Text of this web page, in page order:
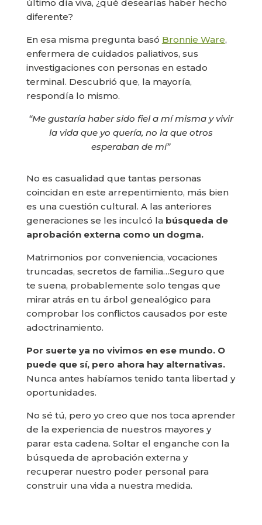
último día viva, ¿qué desearías haber hecho
diferente?
En esa misma pregunta basó Bronnie Ware,
enfermera de cuidados paliativos, sus
investigaciones con personas en estado
terminal. Descubrió que, la mayoría,
respondía lo mismo.
“Me gustaría haber sido fiel a mí misma y vivir
la vida que yo quería, no la que otros
esperaban de mí”
No es casualidad que tantas personas
coincidan en este arrepentimiento, más bien
es una cuestión cultural. A las anteriores
generaciones se les inculcó la búsqueda de
aprobación externa como un dogma.
Matrimonios por conveniencia, vocaciones
truncadas, secretos de familia…Seguro que
te suena, probablemente solo tengas que
mirar atrás en tu árbol genealógico para
comprobar los conflictos causados por este
adoctrinamiento.
Por suerte ya no vivimos en ese mundo. O
puede que sí, pero ahora hay alternativas.
Nunca antes habíamos tenido tanta libertad y
oportunidades.
No sé tú, pero yo creo que nos toca aprender
de la experiencia de nuestros mayores y
parar esta cadena. Soltar el enganche con la
búsqueda de aprobación externa y
recuperar nuestro poder personal para
construir una vida a nuestra medida.